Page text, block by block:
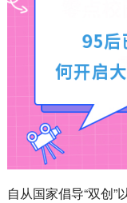
自从国家倡导“双创